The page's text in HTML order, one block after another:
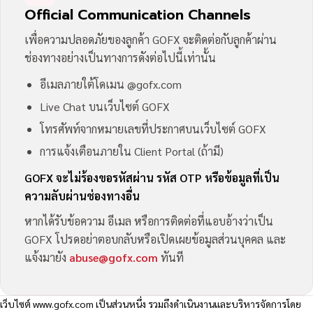
Official Communication Channels
เพื่อความปลอดภัยของลูกค้า GOFX จะติดต่อกับลูกค้าผ่าน
ช่องทางอย่างเป็นทางการดังต่อไปนี้เท่านั้น
อีเมลภายใต้โดเมน @gofx.com
Live Chat บนเว็บไซต์ GOFX
โทรศัพท์จากหมายเลขที่ประกาศบนเว็บไซต์ GOFX
การแจ้งเตือนภายใน Client Portal (ถ้ามี)
GOFX จะไม่ร้องขอรหัสผ่าน รหัส OTP หรือข้อมูลที่เป็น
ความลับผ่านช่องทางอื่น
หากได้รับข้อความ อีเมล หรือการติดต่อที่แอบอ้างว่าเป็น
GOFX โปรดอย่าตอบกลับหรือเปิดเผยข้อมูลส่วนบุคคล และ
แจ้งมายัง abuse@gofx.com ทันที
เว็บไซต์ www.gofx.com เป็นส่วนหนึ่ง รวมถึงดำเนินงานและบริหารจัดการโดย